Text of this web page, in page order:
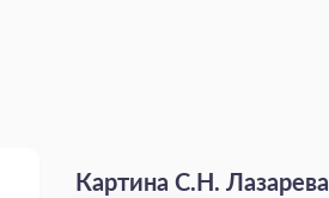
Картина С.Н. Лазарева